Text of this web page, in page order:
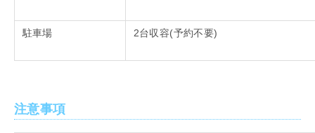
駐車場 2台収容(予約不要)
注意事項